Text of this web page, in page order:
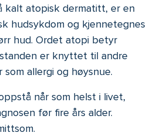
kalt atopisk dermatitt, er en
hudsykdom og kjennetegnes
hud. Ordet atopi betyr
er knyttet til andre
allergi og høysnue.
når som helst i livet,
før fire års alder.